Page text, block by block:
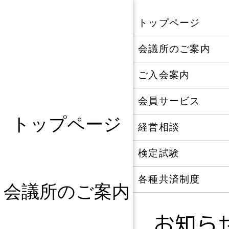
トップページ
会議所のご案内
ご入会案内
会員サービス
経営相談
検定試験
各種共済制度
トップページ
会議所のご案内